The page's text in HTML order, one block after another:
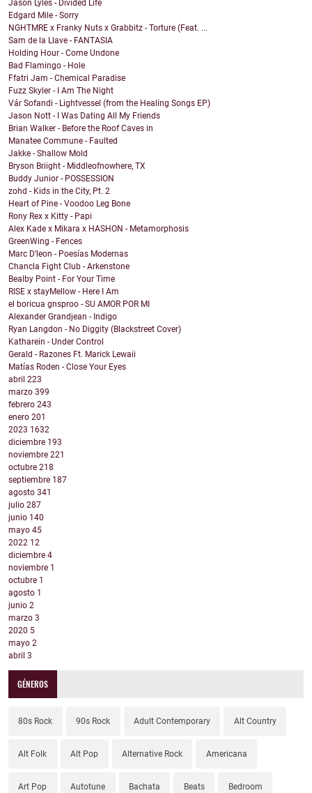
Jason Lyles - Divided Life
Edgard Mile - Sorry
NGHTMRE x Franky Nuts x Grabbitz - Torture (Feat. ...
Sam de la Llave - FANTASIA
Holding Hour - Come Undone
Bad Flamingo - Hole
Ffatri Jam - Chemical Paradise
Fuzz Skyler - I Am The Night
Vár Sofandi - Lightvessel (from the Healing Songs EP)
Jason Nott - I Was Dating All My Friends
Brian Walker - Before the Roof Caves in
Manatee Commune - Faulted
Jakke - Shallow Mold
Bryson Briight - Middleofnowhere, TX
Buddy Junior - POSSESSION
zohd - Kids in the City, Pt. 2
Heart of Pine - Voodoo Leg Bone
Rony Rex x Kitty - Papi
Alex Kade x Mikara x HASHON - Metamorphosis
GreenWing - Fences
Marc D’leon - Poesías Modernas
Chancla Fight Club - Arkenstone
Bealby Point - For Your Time
RISE x stayMellow - Here I Am
el boricua gnsproo - SU AMOR POR MI
Alexander Grandjean - Indigo
Ryan Langdon - No Diggity (Blackstreet Cover)
Katharein - Under Control
Gerald - Razones Ft. Marick Lewaii
Matías Roden - Close Your Eyes
abril 223
marzo 399
febrero 243
enero 201
2023 1632
diciembre 193
noviembre 221
octubre 218
septiembre 187
agosto 341
julio 287
junio 140
mayo 45
2022 12
diciembre 4
noviembre 1
octubre 1
agosto 1
junio 2
marzo 3
2020 5
mayo 2
abril 3
GÉNEROS
80s Rock 90s Rock Adult Contemporary Alt Country
Alt Folk Alt Pop Alternative Rock Americana
Art Pop Autotune Bachata Beats Bedroom